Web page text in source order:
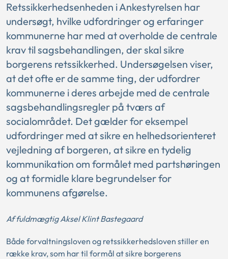
Retssikkerhedsenheden i Ankestyrelsen har
undersøgt, hvilke udfordringer og erfaringer
kommunerne har med at overholde de centrale
krav til sagsbehandlingen, der skal sikre
borgerens retssikkerhed. Undersøgelsen viser,
at det ofte er de samme ting, der udfordrer
kommunerne i deres arbejde med de centrale
sagsbehandlingsregler på tværs af
socialområdet. Det gælder for eksempel
udfordringer med at sikre en helhedsorienteret
vejledning af borgeren, at sikre en tydelig
kommunikation om formålet med partshøringen
og at formidle klare begrundelser for
kommunens afgørelse.
Af fuldmægtig Aksel Klint Bastegaard
Både forvaltningsloven og retssikkerhedsloven stiller en
række krav, som har til formål at sikre borgerens